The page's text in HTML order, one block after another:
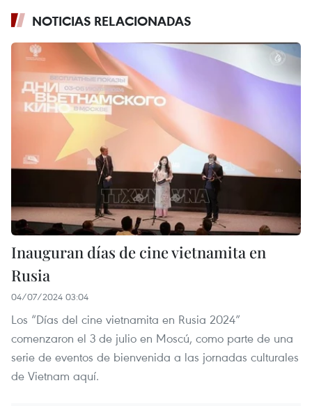
NOTICIAS RELACIONADAS
Inauguran días de cine vietnamita en
Rusia
04/07/2024 03:04
Los “Días del cine vietnamita en Rusia 2024”
comenzaron el 3 de julio en Moscú, como parte de una
serie de eventos de bienvenida a las jornadas culturales
de Vietnam aquí.